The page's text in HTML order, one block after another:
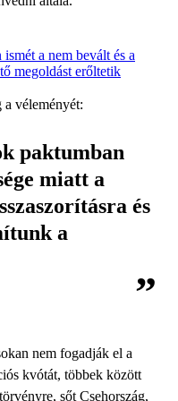
a nem bevált és a
megoldást erőltetik
a véleményét:
paktumban
miatt a
és
a
nem fogadják el a
kvótát, többek között
, sőt Csehország,